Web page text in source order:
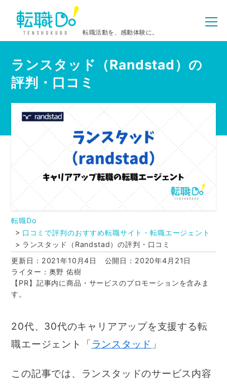
転職活動を、感動体験に。
ランスタッド（Randstad）の
評判・口コミ
転職Do
口コミで評判のおすすめ転職サイト・転職エージェント
ランスタッド（Randstad）の評判・口コミ
更新日：2021年10月4日
公開日：2020年4月21日
ライター：奥野 佑樹
【PR】記事内に商品・サービスのプロモーションを含みま
す。
20代、30代のキャリアアップを支援する転
職エージェント「 ランスタッド 」
この記事では、ランスタッドのサービス内容